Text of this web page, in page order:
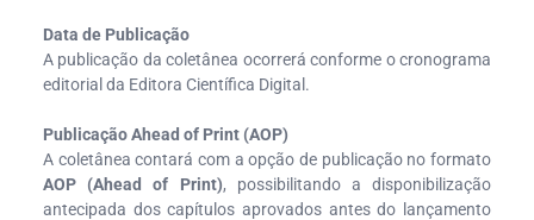
Data de Publicação
A publicação da coletânea ocorrerá conforme o cronograma
editorial da Editora Científica Digital.
Publicação Ahead of Print (AOP)
A coletânea contará com a opção de publicação no formato
AOP (Ahead of Print), possibilitando a disponibilização
antecipada dos capítulos aprovados antes do lançamento